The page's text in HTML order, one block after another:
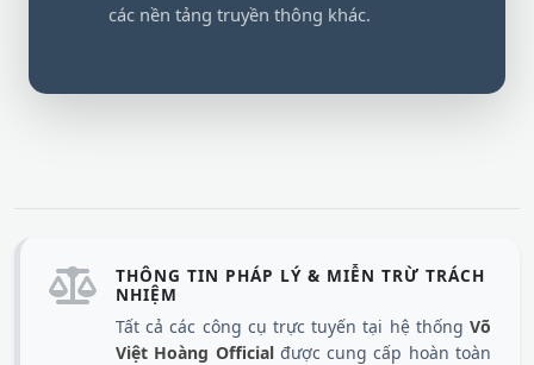
các nền tảng truyền thông khác.
THÔNG TIN PHÁP LÝ & MIỄN TRỪ TRÁCH
NHIỆM
Tất cả các công cụ trực tuyến tại hệ thống Võ
Việt Hoàng Officialđược cung cấp hoàn toàn